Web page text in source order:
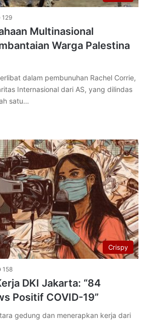
129
Multinasional
Warga Palestina
dalam pembunuhan Rachel Corrie,
Internasional dari AS, yang dilindas
satu…
Crispy
158
DKI Jakarta: “84
Positif COVID-19”
gedung dan menerapkan kerja dari